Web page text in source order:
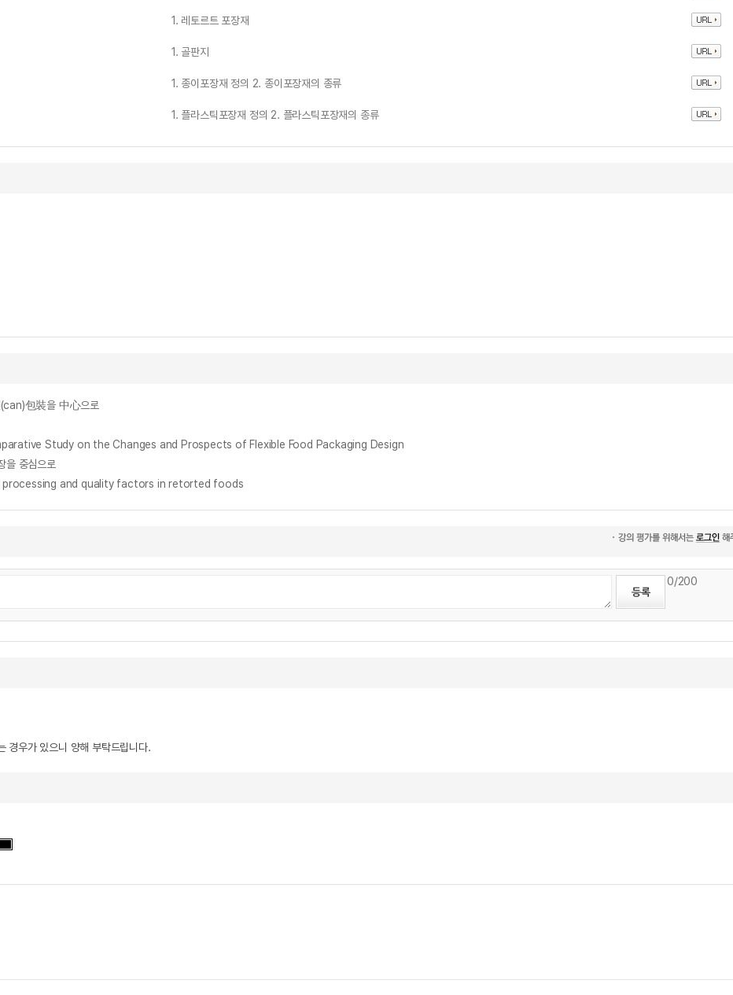
1. 레토르트 포장재
1. 골판지
1. 종이포장재 정의 2. 종이포장재의 종류
1. 플라스틱포장재 정의 2. 플라스틱포장재의 종류
包裝을 中心으로
Study on the Changes and Prospects of Flexible Food Packaging Design
을 중심으로
and quality factors in retorted foods
0/200
경우가 있으니 양해 부탁드립니다.